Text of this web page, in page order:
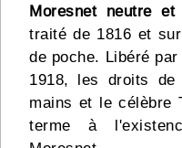
Moresnet neutre
traité de 1816 et
de poche. Libéré
1918, les droits de
mains et le célèbre
terme à